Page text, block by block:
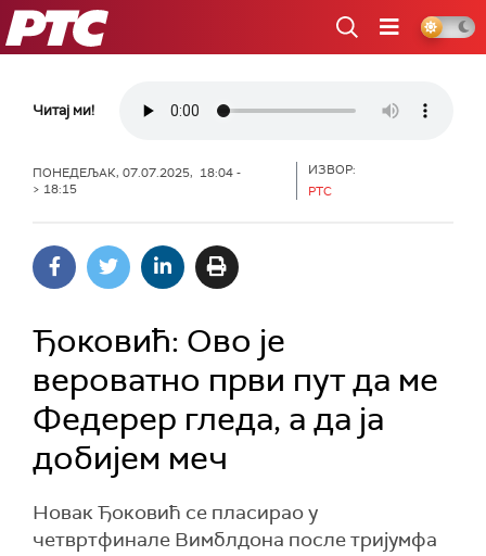
РТС
Читај ми!
ПОНЕДЕЉАК, 07.07.2025, 18:04 -
> 18:15
ИЗВОР:
РТС
Ђоковић: Ово је
вероватно први пут да ме
Федерер гледа, а да ја
добијем меч
Новак Ђоковић се пласирао у
четвртфинале Вимблдона после тријумфа